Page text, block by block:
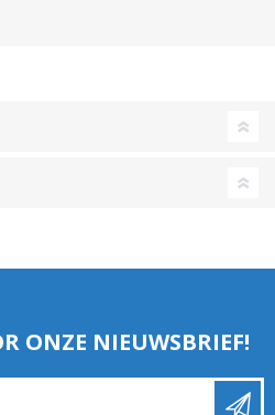
ONZE NIEUWSBRIEF!